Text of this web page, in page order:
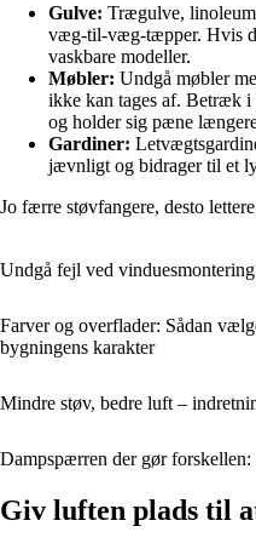
Gulve: Trægulve, linoleum
væg-til-væg-tæpper. Hvis
vaskbare modeller.
Møbler: Undgå møbler
ikke kan tages af. Betræk
og holder sig pæne
Gardiner:
jævnligt og bidrager til et
Jo færre støvfangere, desto
Undgå fejl ved
Farver og overflader: Sådan
bygningens karakter
Mindre støv, bedre luft –
Dampspærren der gør
Giv luften plads til